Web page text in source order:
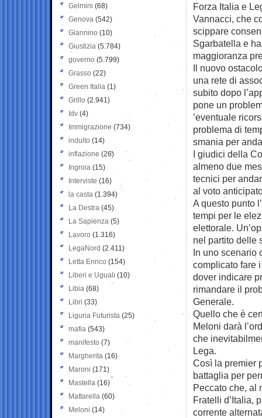
Forza Italia e
Vannacci, che
scippare
Sgarbatella e
maggioranza
Il nuovo
una rete di
subito dopo
pone un
’eventuale
problema di
smania per
I giudici della
almeno due
tecnici per
al voto
A questo punto
tempi per le
elettorale.
nel partito delle
In uno scenario
complicato fare
dover indicare
rimandare il
Generale.
Quello che è
Meloni darà
che
Lega.
Così la premier
battaglia per
Peccato che, al
Fratelli d’Italia,
corrente
Gelmini (68)
Genova (542)
Giannino (10)
Giustizia (5.784)
governo (5.799)
Grasso (22)
Green Italia (1)
Grillo (2.941)
Idv (4)
Immigrazione (734)
indulto (14)
inflazione (26)
Ingroia (15)
Interviste (16)
la casta (1.394)
La Destra (45)
La Sapienza (5)
Lavoro (1.316)
LegaNord (2.411)
Letta Enrico (154)
Liberi e Uguali (10)
Libia (68)
Libri (33)
Liguria Futurista (25)
mafia (543)
manifesto (7)
Margherita (16)
Maroni (171)
Mastella (16)
Mattarella (60)
Meloni (14)